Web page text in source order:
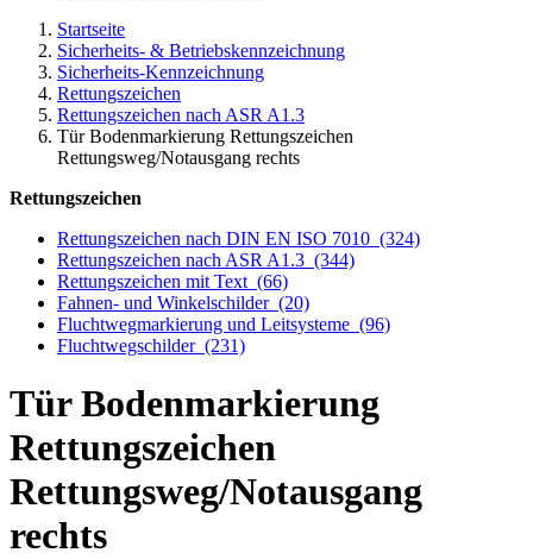
Startseite
Sicherheits- & Betriebskennzeichnung
Sicherheits-Kennzeichnung
Rettungszeichen
Rettungszeichen nach ASR A1.3
Tür Bodenmarkierung Rettungszeichen
Rettungsweg/Notausgang rechts
Rettungszeichen
Rettungszeichen nach DIN EN ISO 7010 (324)
Rettungszeichen nach ASR A1.3 (344)
Rettungszeichen mit Text (66)
Fahnen- und Winkelschilder (20)
Fluchtwegmarkierung und Leitsysteme (96)
Fluchtwegschilder (231)
Tür Bodenmarkierung
Rettungszeichen
Rettungsweg/Notausgang
rechts